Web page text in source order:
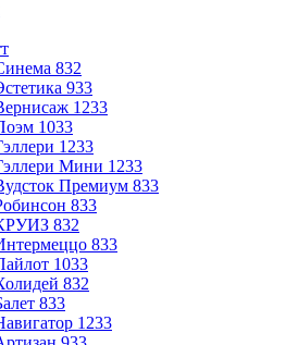
832
933
1233
1033
1233
Мини 1233
Премиум 833
833
832
833
1033
832
833
1233